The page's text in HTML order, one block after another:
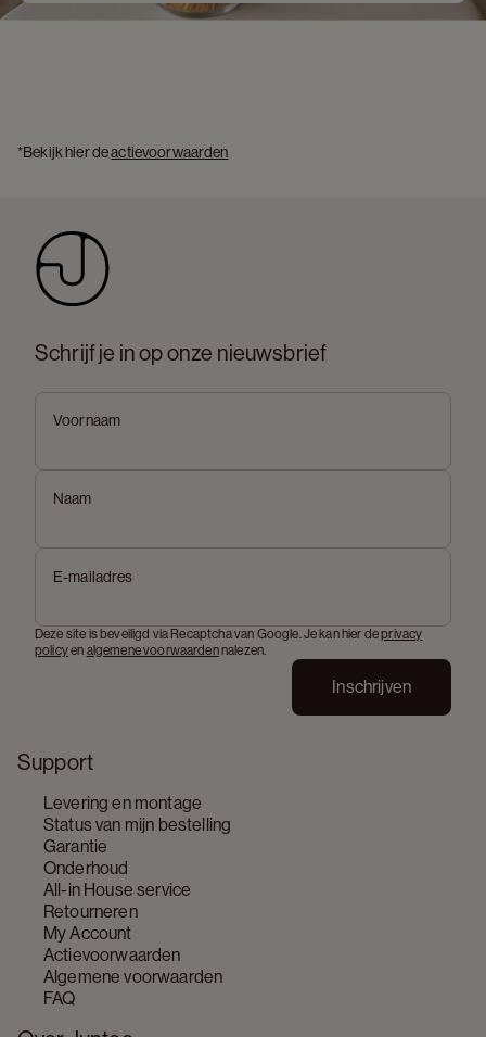
*Bekijk hier de actievoorwaarden
Support
Levering en montage
Status van mijn bestelling
Garantie
Onderhoud
All-in House service
Retourneren
My Account
Actievoorwaarden
Algemene voorwaarden
FAQ
Schrijf je in op onze nieuwsbrief
Voornaam
Naam
E-mailadres
Deze site is beveiligd via Recaptcha van Google. Je kan hier deprivacy
policyen algemene voorwaardennalezen.
Inschrijven